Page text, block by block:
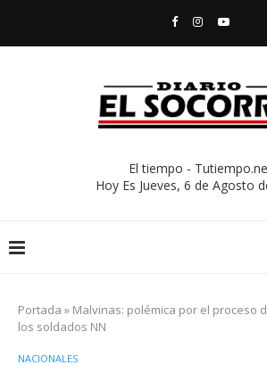
El tiempo -
Hoy Es Jueves, 6 de Agosto
Portada » Malvinas: polémica por el proceso
los soldados NN
NACIONALES